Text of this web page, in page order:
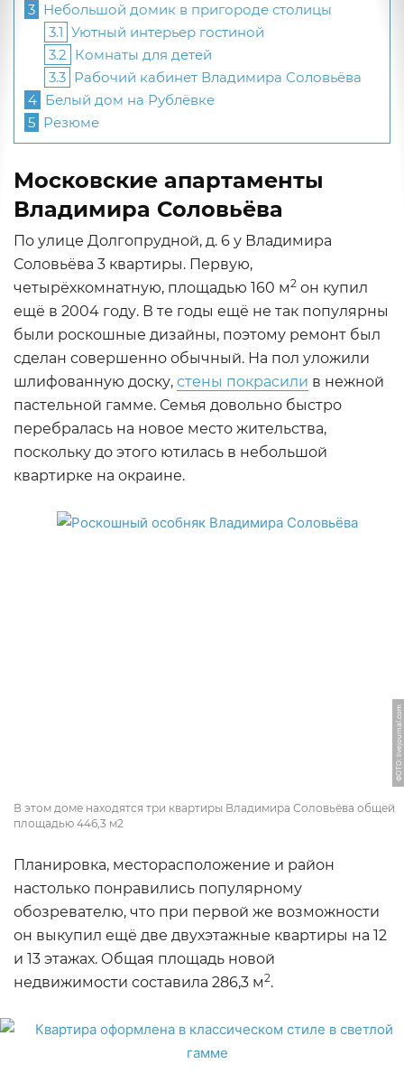
3 Небольшой домик в пригороде столицы
3.1 Уютный интерьер гостиной
3.2 Комнаты для детей
3.3 Рабочий кабинет Владимира Соловьёва
4 Белый дом на Рублёвке
5 Резюме
Московские апартаменты
Владимира Соловьёва
По улице Долгопрудной, д. 6 у Владимира
Соловьёва 3 квартиры. Первую,
четырёхкомнатную, площадью 160 м2 он купил
ещё в 2004 году. В те годы ещё не так популярны
были роскошные дизайны, поэтому ремонт был
сделан совершенно обычный. На пол уложили
шлифованную доску, стены покрасили в нежной
пастельной гамме. Семья довольно быстро
перебралась на новое место жительства,
поскольку до этого ютилась в небольшой
квартирке на окраине.
ФОТО: livejournal.com
В этом доме находятся три квартиры Владимира Соловьёва общей
площадью 446,3 м2
Планировка, месторасположение и район
настолько понравились популярному
обозревателю, что при первой же возможности
он выкупил ещё две двухэтажные квартиры на 12
и 13 этажах. Общая площадь новой
недвижимости составила 286,3 м2.